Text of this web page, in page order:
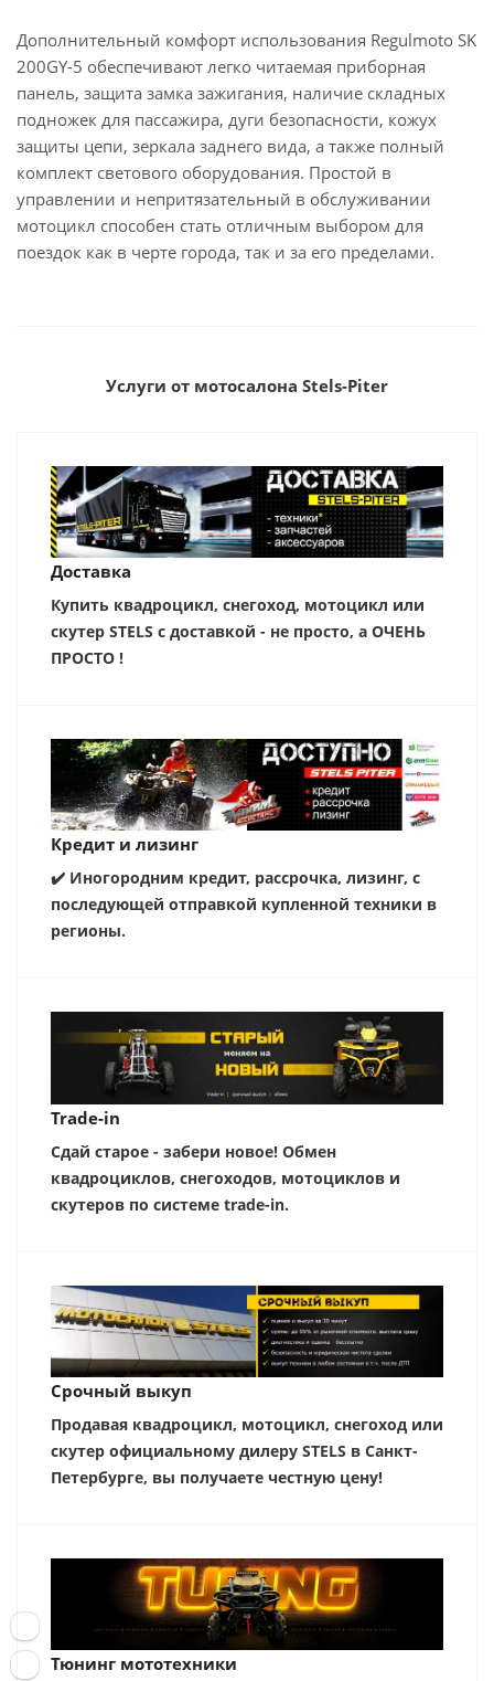
Дополнительный комфорт использования Regulmoto SK
200GY-5 обеспечивают легко читаемая приборная
панель, защита замка зажигания, наличие складных
подножек для пассажира, дуги безопасности, кожух
защиты цепи, зеркала заднего вида, а также полный
комплект светового оборудования. Простой в
управлении и непритязательный в обслуживании
мотоцикл способен стать отличным выбором для
поездок как в черте города, так и за его пределами.
Услуги от мотосалона Stels-Piter
Доставка
Купить квадроцикл, снегоход, мотоцикл или
скутер STELS с доставкой - не просто, а ОЧЕНЬ
ПРОСТО !
Кредит и лизинг
✔️ Иногородним кредит, рассрочка, лизинг, с
последующей отправкой купленной техники в
регионы.
Trade-in
Сдай старое - забери новое! Обмен
квадроциклов, снегоходов, мотоциклов и
скутеров по системе trade-in.
Срочный выкуп
Продавая квадроцикл, мотоцикл, снегоход или
скутер официальному дилеру STELS в Санкт-
Петербурге, вы получаете честную цену!
Тюнинг мототехники